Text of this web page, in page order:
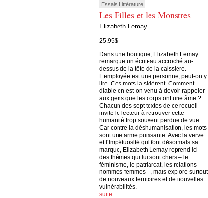
Essais Littérature
Les Filles et les Monstres
Elizabeth Lemay
25.95$
Dans une boutique, Elizabeth Lemay
remarque un écriteau accroché au-
dessus de la tête de la caissière.
L’employée est une personne, peut-on y
lire. Ces mots la sidèrent. Comment
diable en est-on venu à devoir rappeler
aux gens que les corps ont une âme ?
Chacun des sept textes de ce recueil
invite le lecteur à retrouver cette
humanité trop souvent perdue de vue.
Car contre la déshumanisation, les mots
sont une arme puissante. Avec la verve
et l’impétuosité qui font désormais sa
marque, Elizabeth Lemay reprend ici
des thèmes qui lui sont chers – le
féminisme, le patriarcat, les relations
hommes-femmes –, mais explore surtout
de nouveaux territoires et de nouvelles
vulnérabilités.
suite…